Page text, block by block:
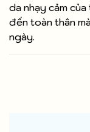
da nhạy cảm
đến toàn thân
ngày.